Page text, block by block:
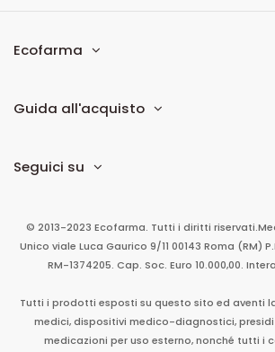
Ecofarma
Guida all'acquisto
Seguici su
© 2013-2023 Ecofarma. Tutti i diritti riservati.
Unico viale Luca Gaurico 9/11 00143 Roma (RM)
RM-1374205. Cap. Soc. Euro 10.000,00.
Tutti i prodotti esposti su questo sito ed aventi
medici, dispositivi medico-diagnostici,
medicazioni per uso esterno, nonché tutti i